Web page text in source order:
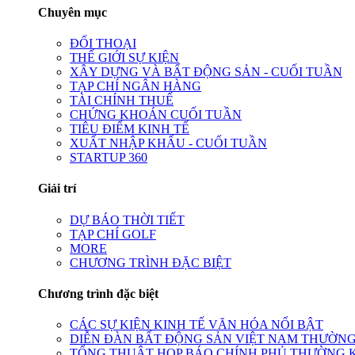
Chuyên mục
ĐỐI THOẠI
THẾ GIỚI SỰ KIỆN
XÂY DỰNG VÀ BẤT ĐỘNG SẢN - CUỐI TUẦN
TẠP CHÍ NGÂN HÀNG
TÀI CHÍNH THUẾ
CHỨNG KHOÁN CUỐI TUẦN
TIÊU ĐIỂM KINH TẾ
XUẤT NHẬP KHẨU - CUỐI TUẦN
STARTUP 360
Giải trí
DỰ BÁO THỜI TIẾT
TẠP CHÍ GOLF
MORE
CHƯƠNG TRÌNH ĐẶC BIỆT
Chương trình đặc biệt
CÁC SỰ KIỆN KINH TẾ VĂN HÓA NỔI BẬT
DIỄN ĐÀN BẤT ĐỘNG SẢN VIỆT NAM